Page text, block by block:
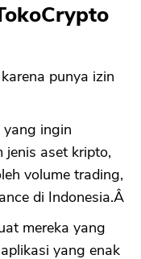
punya izin
yang ingin
aset kripto,
volume trading,
di Indonesia.Â
mereka yang
yang enak